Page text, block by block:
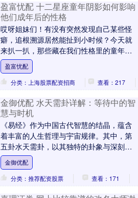
盈富忧配 十二星座童年阴影如何影响
他们成年后的性格
哎呀姐妹们！有没有突然发现自己某些怪
癖，追根溯源居然能扯到小时候？今天就
来扒一扒，那些藏在我们性格里的童年影
子，看看是不是戳中你的心巴！ 双子座：
总被说 “三分....
盈富忧配
分类：上海股票配资招商
查看：217
金御优配 水天需卦详解：等待中的智
慧与时机
《易经》作为中国古代智慧的结晶，蕴含
着丰富的人生哲理与宇宙规律。其中，第
五卦水天需卦，以其独特的卦象与深刻的
内涵，为人们揭示了等待中的智慧与时机
的重要性。无量子....
金御优配
分类：推荐配资股票
查看：171